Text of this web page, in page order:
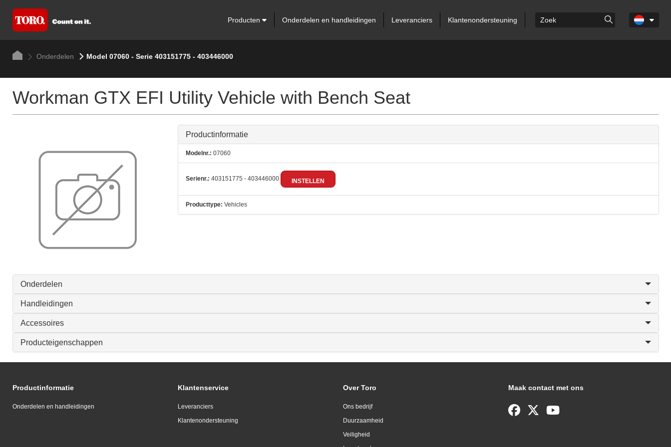
Producten Onderdelen en handleidingen Leveranciers Klantenondersteuning
Onderdelen Model 07060 - Serie 403151775 - 403446000
Workman GTX EFI Utility Vehicle with Bench Seat
Productinformatie
Modelnr.: 07060
Serienr.: 403151775 - 403446000 INSTELLEN
Producttype: Vehicles
Onderdelen
Handleidingen
Accessoires
Producteigenschappen
Productinformatie
Onderdelen en handleidingen
Klantenservice
Leveranciers
Klantenondersteuning
Over Toro
Ons bedrijf
Duurzaamheid
Veiligheid
Maak contact met ons